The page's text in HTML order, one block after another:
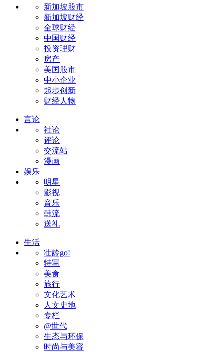
新加坡股市
新加坡财经
全球财经
中国财经
投资理财
房产
美国股市
中小企业
起步创新
财经人物
言论
社论
评论
交流站
漫画
娱乐
明星
影视
音乐
韩流
送礼
生活
壮龄go!
特写
美食
旅行
文化艺术
人文史地
专栏
@世代
生态与环保
时尚与美容